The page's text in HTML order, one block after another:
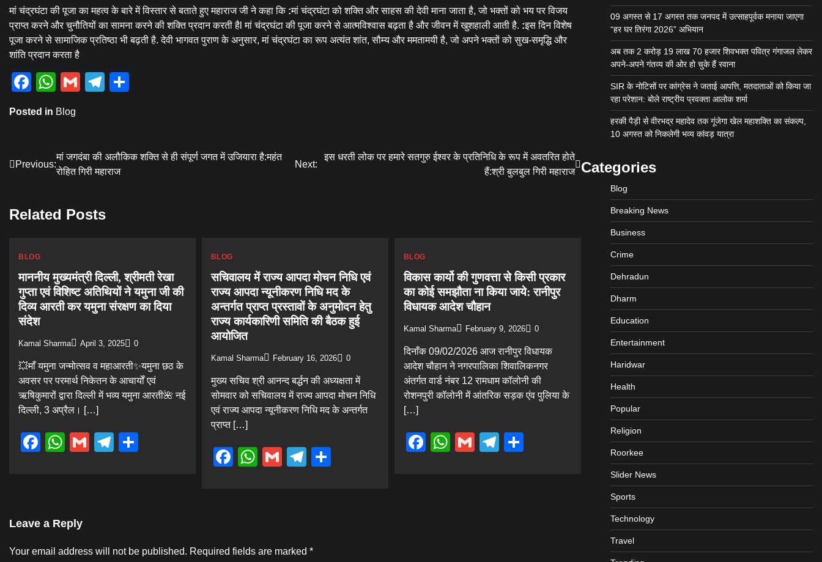
मां चंद्रघंटा की पूजा का महत्व के बारे में विस्तार से बताते हुए महाराज जी ने कहा कि :मां चंद्रघंटा को शक्ति और साहस की देवी माना जाता है, जो भक्तों को भय पर विजय
प्राप्त करने और चुनौतियों का सामना करने की शक्ति प्रदान करती हैl मां चंद्रघंटा की पूजा करने से आत्मविश्वास बढ़ता है और जीवन में खुशहाली आती है. :इस दिन विशेष
पूजा करने से सामाजिक प्रतिष्ठा भी बढ़ती है. देवी भागवत पुराण के अनुसार, मां चंद्रघंटा का रूप अत्यंत शांत, सौम्य और ममतामयी है, जो अपने भक्तों को सुख-समृद्धि और
शांति प्रदान करता है
Facebook
WhatsApp
GmailTelegram
Posted in Blog
Post
Previous:
मां जगदंबा की अलौकिक शक्ति से ही संपूर्ण जगत में उजियारा है:महंत
रोहित गिरी महाराज
Next:
इस धरती लोक पर हमारे सतगुरु ईश्वर के प्रतिनिधि के रूप में अवतरित होते
हैं:श्री बुलबुल गिरी महाराज
Related Posts
BLOG
माननीय मुख्यमंत्री दिल्ली, श्रीमती रेखा
गुप्ता एवं विशिष्ट अतिथियों ने यमुना जी की
दिव्य आरती कर यमुना संरक्षण का दिया
संदेश
Kamal Sharma April 3, 2025 0
💥माँ यमुना जन्मोत्सव व महाआरती✨यमुना छठ के
अवसर पर परमार्थ निकेतन के आचार्यों एवं
ऋषिकुमारों द्वारा दिल्ली में भव्य यमुना आरती🌺 नई
दिल्ली, 3 अप्रैल। […]
Facebook
WhatsApp
GmailTelegram
BLOG
सचिवालय में राज्य आपदा मोचन निधि एवं
राज्य आपदा न्यूनीकरण निधि मद के
अन्तर्गत प्राप्त प्रस्तावों के अनुमोदन हेतु
राज्य कार्यकारिणी समिति की बैठक हुई
आयोजित
Kamal Sharma February 16, 2026 0
मुख्य सचिव श्री आनन्द बर्द्धन की अध्यक्षता में
सोमवार को सचिवालय में राज्य आपदा मोचन निधि
एवं राज्य आपदा न्यूनीकरण निधि मद के अन्तर्गत
प्राप्त […]
Facebook
WhatsApp
GmailTelegram
BLOG
विकास कार्यो की गुणवत्ता से किसी प्रकार
का कोई समझौता ना किया जाये: रानीपुर
विधायक आदेश चौहान
Kamal Sharma February 9, 2026 0
दिनाँक 09/02/2026 आज रानीपुर विधायक
आदेश चौहान ने नगरपालिका शिवालिकनगर
अंतर्गत वार्ड नंबर 12 रामधाम कॉलोनी की
रोशनपुरी कॉलोनी में आंतरिक सड़क एंव पुलिया के
[…]
Facebook
WhatsApp
GmailTelegram
Leave a Reply
Your email address will not be published. Required fields are marked *
09 अगस्त से 17 अगस्त तक जनपद में उत्साहपूर्वक मनाया जाएगा
“हर घर तिरंगा 2026” अभियान
अब तक 2 करोड़ 19 लाख 70 हजार शिवभक्त पवित्र गंगाजल लेकर
अपने-अपने गंतव्य की ओर हो चुके हैं रवाना
SIR के नोटिसों पर कांग्रेस ने जताई आपत्ति, मतदाताओं को किया जा
रहा परेशान: बोले राष्ट्रीय प्रवक्ता आलोक शर्मा
हरकी पैड़ी से वीरभद्र महादेव तक गूंजेगा खेल महाशक्ति का संकल्प,
10 अगस्त को निकलेगी भव्य कांवड़ यात्रा
Categories
Blog
Breaking News
Business
Crime
Dehradun
Dharm
Education
Entertainment
Haridwar
Health
Popular
Religion
Roorkee
Slider News
Sports
Technology
Travel